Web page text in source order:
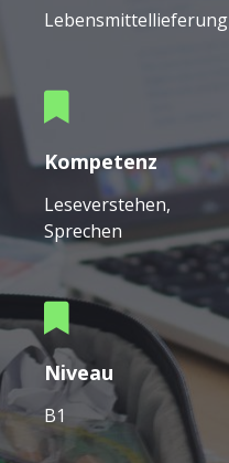
Lebensmittellieferung
Kompetenz
Leseverstehen,
Sprechen
Niveau
B1